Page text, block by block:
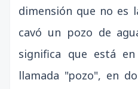
dimensión que no es
cavó un pozo de
significa que está
llamada "pozo", en